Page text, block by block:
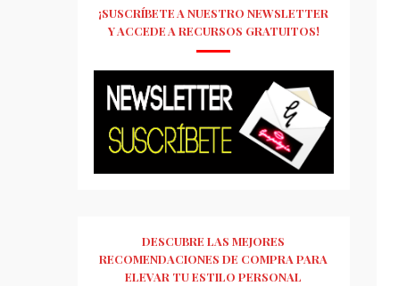
¡SUSCRÍBETE A NUESTRO NEWSLETTER
Y ACCEDE A RECURSOS GRATUITOS!
DESCUBRE LAS MEJORES
RECOMENDACIONES DE COMPRA PARA
ELEVAR TU ESTILO PERSONAL